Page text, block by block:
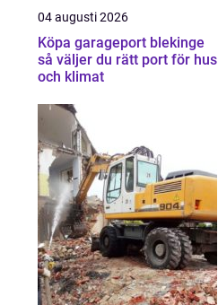
04 augusti 2026
Köpa garageport blekinge
så väljer du rätt port för hus
och klimat